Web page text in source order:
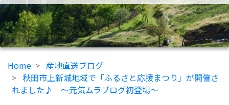
Home
産地直送ブログ
秋田市上新城地域で「ふるさと応援まつり」が開催さ
れました♪ ～元気ムラブログ初登場～